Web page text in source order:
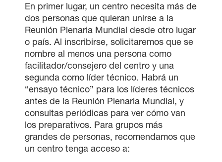
En primer lugar, un centro necesita más de
dos personas que quieran unirse a la
Reunión Plenaria Mundial desde otro lugar
o país. Al inscribirse, solicitaremos que se
nombre al menos una persona como
facilitador/consejero del centro y una
segunda como líder técnico. Habrá un
“ensayo técnico” para los líderes técnicos
antes de la Reunión Plenaria Mundial, y
consultas periódicas para ver cómo van
los preparativos. Para grupos más
grandes de personas, recomendamos que
un centro tenga acceso a: